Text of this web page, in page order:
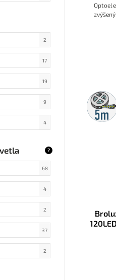
2
17
19
9
4
?
68
4
2
37
2
5m
rolka